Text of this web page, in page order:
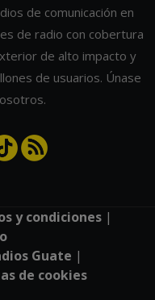
de comunicación en
de radio con cobertura
de alto impacto y
de usuarios. Únase
y condiciones|
Guate |
de cookies